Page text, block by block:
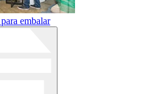
embalar